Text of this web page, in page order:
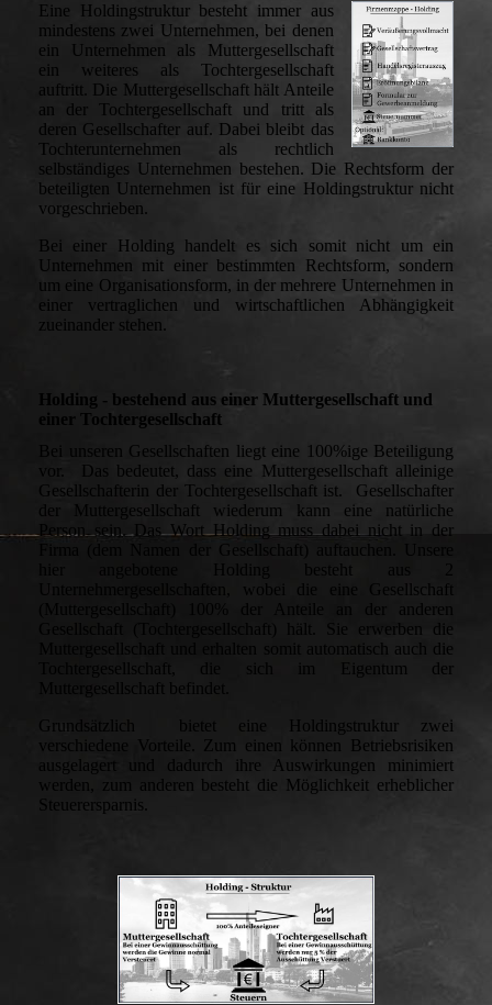
Eine Holdingstruktur besteht immer aus
mindestens zwei Unternehmen, bei denen
ein Unternehmen als Muttergesellschaft
ein weiteres als Tochtergesellschaft
auftritt. Die Muttergesellschaft hält Anteile
an der Tochtergesellschaft und tritt als
deren Gesellschafter auf. Dabei bleibt das
Tochterunternehmen als rechtlich
selbständiges Unternehmen bestehen. Die Rechtsform der
beteiligten Unternehmen ist für eine Holdingstruktur nicht
vorgeschrieben.
Bei einer Holding handelt es sich somit nicht um ein
Unternehmen mit einer bestimmten Rechtsform, sondern
um eine Organisationsform, in der mehrere Unternehmen in
einer vertraglichen und wirtschaftlichen Abhängigkeit
zueinander stehen.
Holding - bestehend aus einer Muttergesellschaft und
einer Tochtergesellschaft
Bei unseren Gesellschaften liegt eine 100%ige Beteiligung
vor. Das bedeutet, dass eine Muttergesellschaft alleinige
Gesellschafterin der Tochtergesellschaft ist. Gesellschafter
der Muttergesellschaft wiederum kann eine natürliche
Person sein. Das Wort Holding muss dabei nicht in der
hier angebotene Holding besteht aus 2
Unternehmergesellschaften, wobei die eine Gesellschaft
(Muttergesellschaft) 100% der Anteile an der anderen
Gesellschaft (Tochtergesellschaft) hält. Sie erwerben die
Muttergesellschaft und erhalten somit automatisch auch die
Tochtergesellschaft, die sich im Eigentum der
Muttergesellschaft befindet.
Grundsätzlich bietet eine Holdingstruktur zwei
verschiedene Vorteile. Zum einen können Betriebsrisiken
ausgelagert und dadurch ihre Auswirkungen minimiert
werden, zum anderen besteht die Möglichkeit erheblicher
Steuerersparnis.